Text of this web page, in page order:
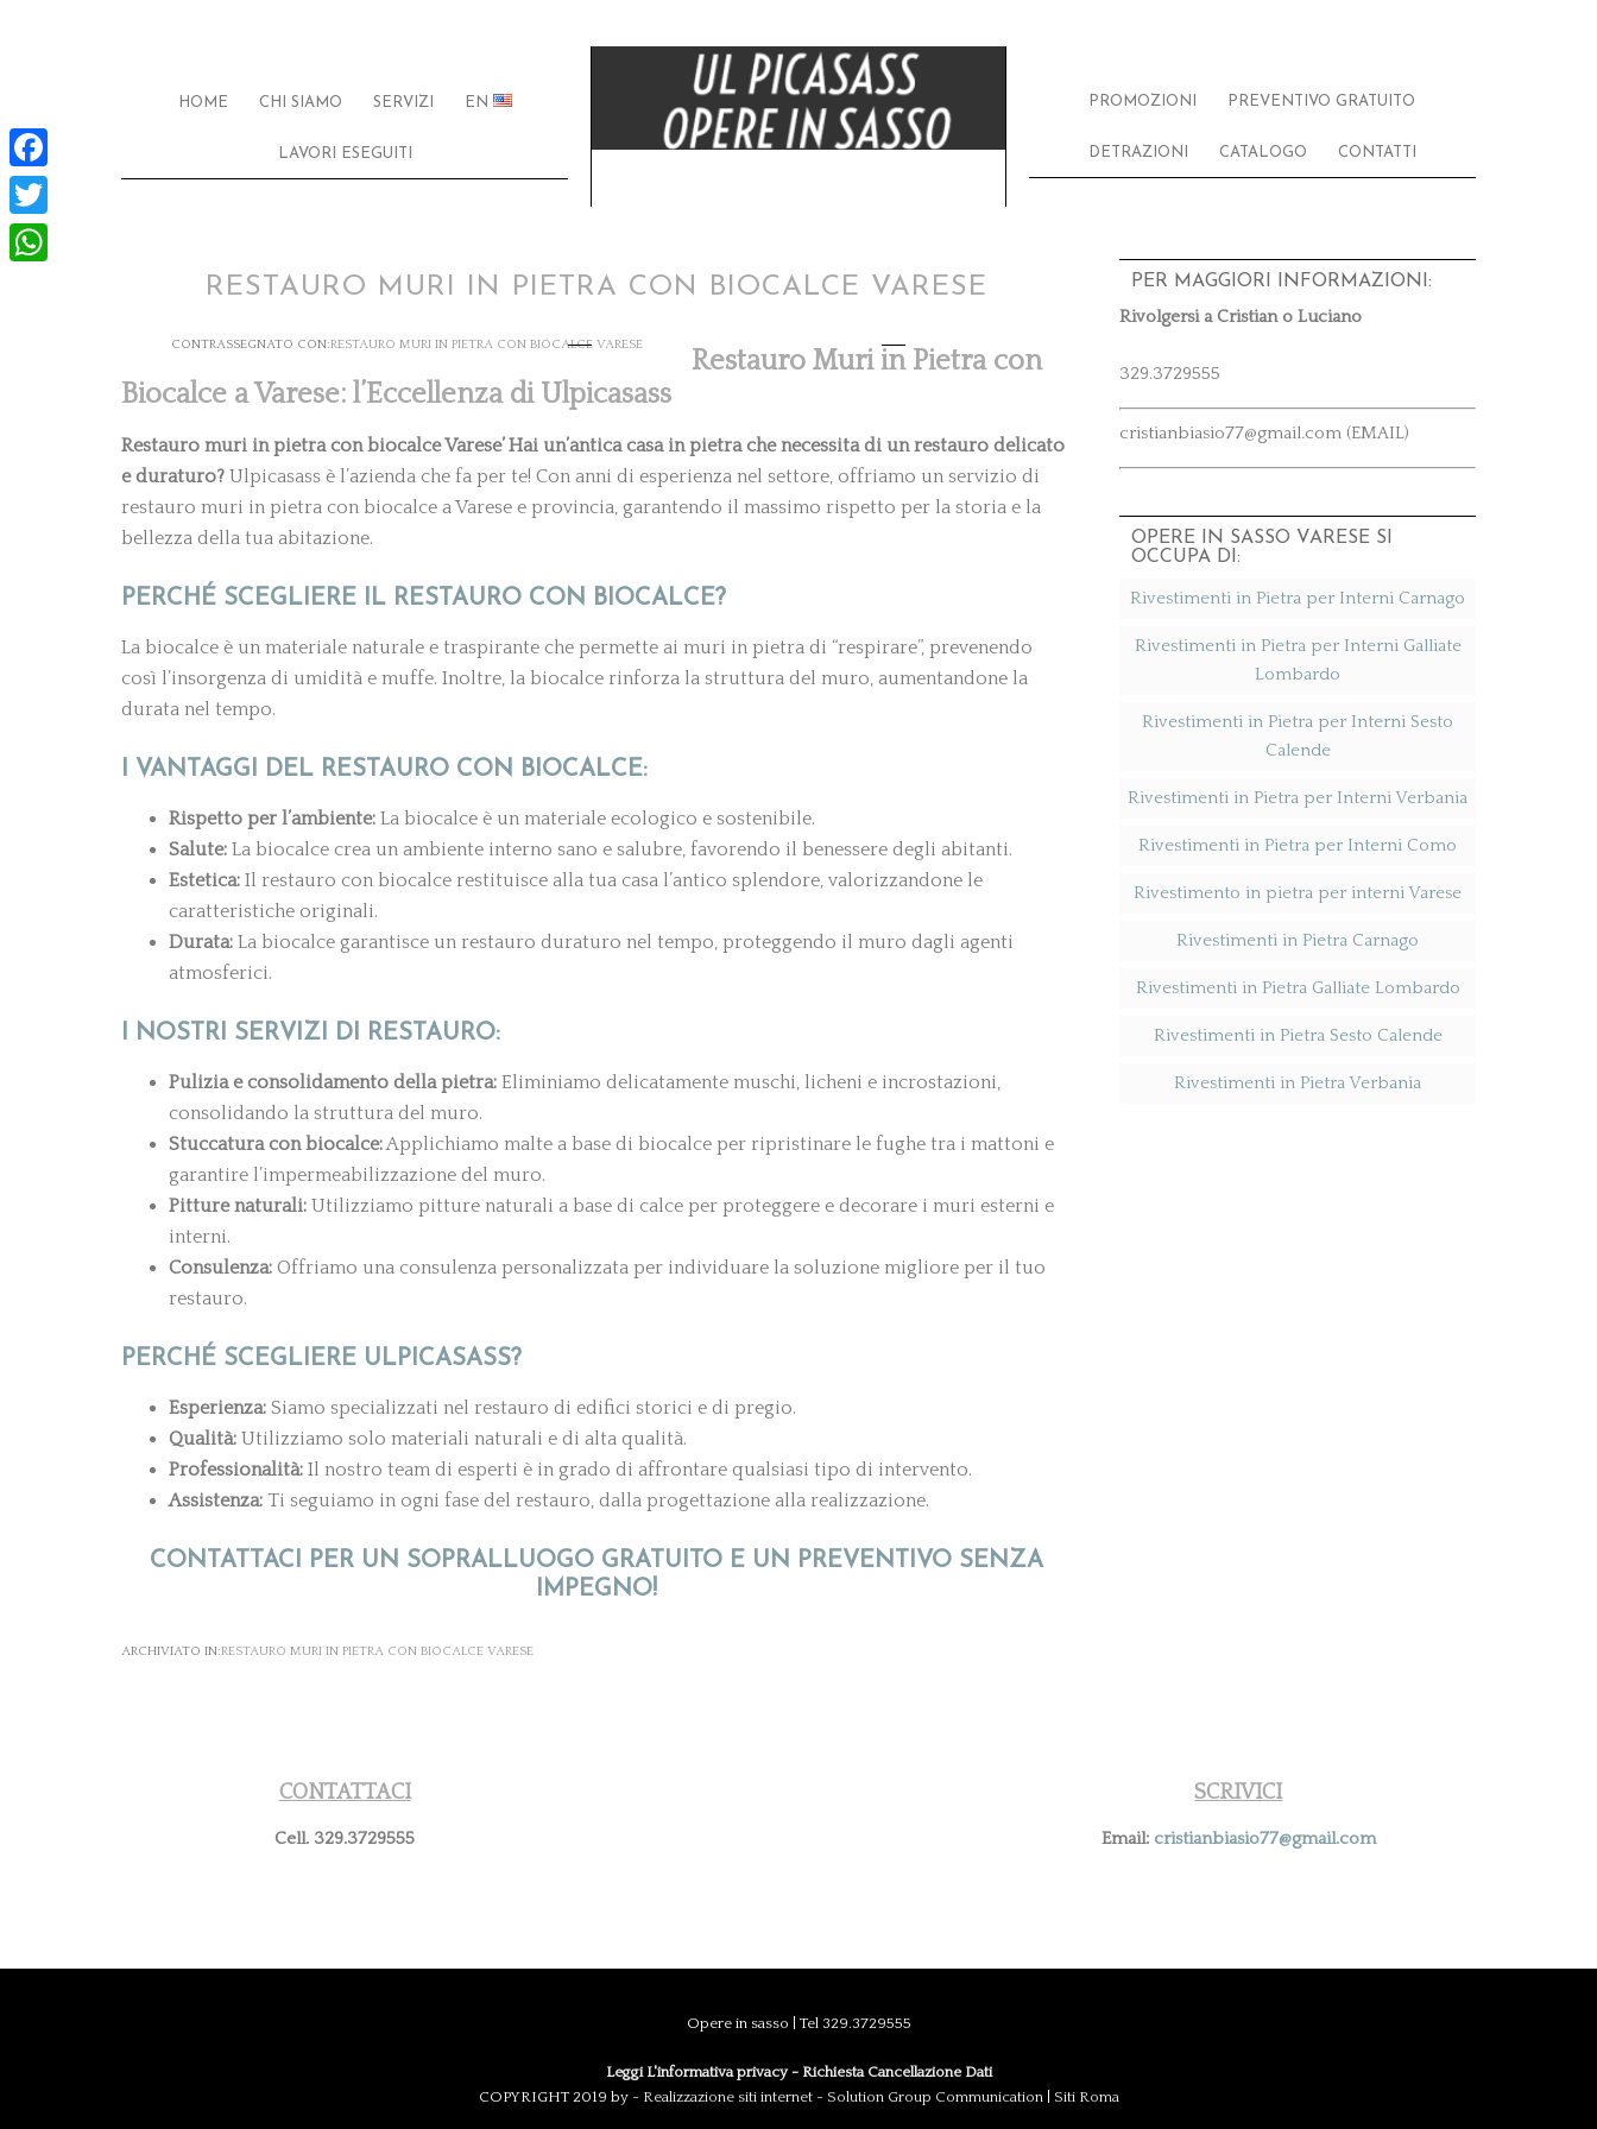
HOME CHI SIAMO SERVIZI EN
LAVORI ESEGUITI
PROMOZIONI PREVENTIVO GRATUITO
DETRAZIONI CATALOGO CONTATTI
RESTAURO MURI IN PIETRA CON BIOCALCE VARESE
CONTRASSEGNATO CON:RESTAURO MURI IN PIETRA CON BIOCALCE VARESE
Restauro Muri in Pietra con
Biocalce a Varese: l’Eccellenza di Ulpicasass
Restauro muri in pietra con biocalce Varese’ Hai un’antica casa in pietra che necessita di un restauro delicato
e duraturo? Ulpicasass è l’azienda che fa per te! Con anni di esperienza nel settore, offriamo un servizio di
restauro muri in pietra con biocalce a Varese e provincia, garantendo il massimo rispetto per la storia e la
bellezza della tua abitazione.
PERCHÉ SCEGLIERE IL RESTAURO CON BIOCALCE?
La biocalce è un materiale naturale e traspirante che permette ai muri in pietra di “respirare”, prevenendo
così l’insorgenza di umidità e muffe. Inoltre, la biocalce rinforza la struttura del muro, aumentandone la
durata nel tempo.
I VANTAGGI DEL RESTAURO CON BIOCALCE:
Rispetto per l’ambiente: La biocalce è un materiale ecologico e sostenibile.
Salute: La biocalce crea un ambiente interno sano e salubre, favorendo il benessere degli abitanti.
Estetica: Il restauro con biocalce restituisce alla tua casa l’antico splendore, valorizzandone le
caratteristiche originali.
Durata: La biocalce garantisce un restauro duraturo nel tempo, proteggendo il muro dagli agenti
atmosferici.
I NOSTRI SERVIZI DI RESTAURO:
Pulizia e consolidamento della pietra: Eliminiamo delicatamente muschi, licheni e incrostazioni,
consolidando la struttura del muro.
Stuccatura con biocalce:Applichiamo malte a base di biocalce per ripristinare le fughe tra i mattoni e
garantire l’impermeabilizzazione del muro.
Pitture naturali: Utilizziamo pitture naturali a base di calce per proteggere e decorare i muri esterni e
interni.
Consulenza: Offriamo una consulenza personalizzata per individuare la soluzione migliore per il tuo
restauro.
PERCHÉ SCEGLIERE ULPICASASS?
Esperienza: Siamo specializzati nel restauro di edifici storici e di pregio.
Qualità: Utilizziamo solo materiali naturali e di alta qualità.
Professionalità: Il nostro team di esperti è in grado di affrontare qualsiasi tipo di intervento.
Assistenza: Ti seguiamo in ogni fase del restauro, dalla progettazione alla realizzazione.
CONTATTACI PER UN SOPRALLUOGO GRATUITO E UN PREVENTIVO SENZA
IMPEGNO!
ARCHIVIATO IN:RESTAURO MURI IN PIETRA CON BIOCALCE VARESE
PER MAGGIORI INFORMAZIONI:
Rivolgersi a Cristian o Luciano
329.3729555
cristianbiasio77@gmail.com (EMAIL)
OPERE IN SASSO VARESE SI
OCCUPA DI:
Rivestimenti in Pietra per Interni Carnago
Rivestimenti in Pietra per Interni Galliate
Lombardo
Rivestimenti in Pietra per Interni Sesto
Calende
Rivestimenti in Pietra per Interni Verbania
Rivestimenti in Pietra per Interni Como
Rivestimento in pietra per interni Varese
Rivestimenti in Pietra Carnago
Rivestimenti in Pietra Galliate Lombardo
Rivestimenti in Pietra Sesto Calende
Rivestimenti in Pietra Verbania
CONTATTACI
Cell. 329.3729555
SCRIVICI
Email: cristianbiasio77@gmail.com
Opere in sasso | Tel 329.3729555
Leggi L'informativa privacy- Richiesta Cancellazione Dati
COPYRIGHT 2019 by - Realizzazione siti internet- Solution Group Communication| Siti Roma
Facebook
Twitter